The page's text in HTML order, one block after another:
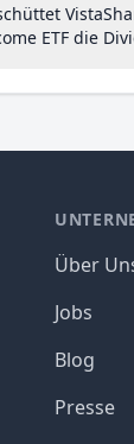
ETF die
Über
Jobs
Blog
Presse